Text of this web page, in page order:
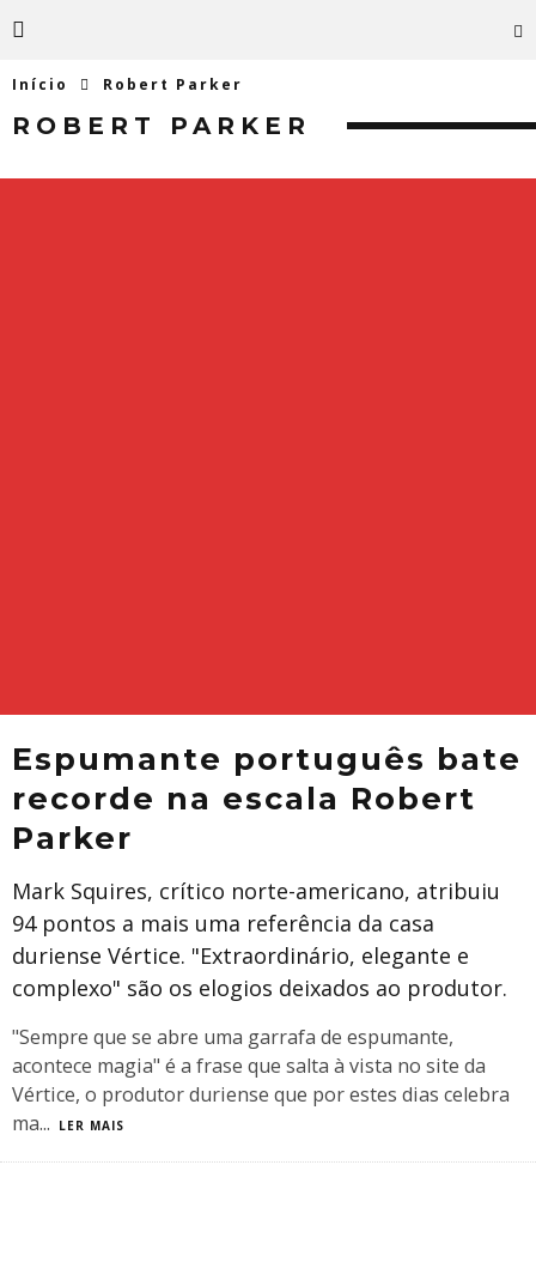
Início Robert Parker
ROBERT PARKER
​Espumante português bate
recorde na escala Robert
Parker
Mark Squires, crítico norte-americano, atribuiu
94 pontos a mais uma referência da casa
duriense Vértice. "Extraordinário, elegante e
complexo" são os elogios deixados ao produtor.
​"Sempre que se abre uma garrafa de espumante,
acontece magia" é a frase que salta à vista no site da
Vértice, o produtor duriense que por estes dias celebra
ma... LER MAIS